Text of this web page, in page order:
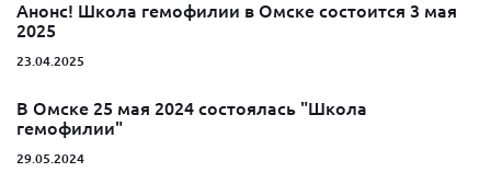
Анонс! Школа гемофилии в Омске состоится 3 мая
2025
23.04.2025
В Омске 25 мая 2024 состоялась "Школа
гемофилии"
29.05.2024